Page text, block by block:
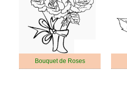
Bouquet de Roses